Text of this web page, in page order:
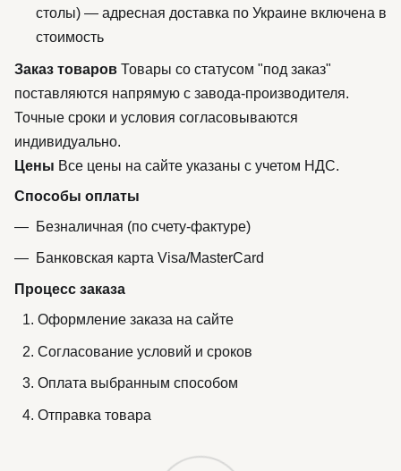
столы) — адресная доставка по Украине включена в
стоимость
Заказ товаров Товары со статусом "под заказ"
поставляются напрямую с завода-производителя.
Точные сроки и условия согласовываются
индивидуально.
Цены Все цены на сайте указаны с учетом НДС.
Способы оплаты
Безналичная (по счету-фактуре)
Банковская карта Visa/MasterCard
Процесс заказа
Оформление заказа на сайте
Согласование условий и сроков
Оплата выбранным способом
Отправка товара